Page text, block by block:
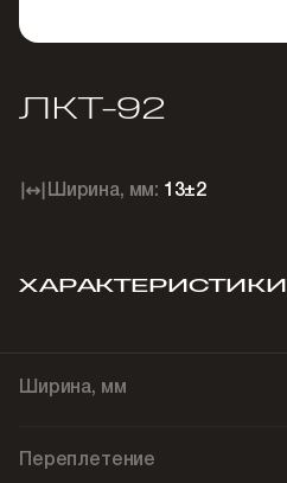
ЛКТ-92
Ширина, мм: 13±2
ХАРАКТЕРИСТИКИ
Ширина, мм
Переплетение